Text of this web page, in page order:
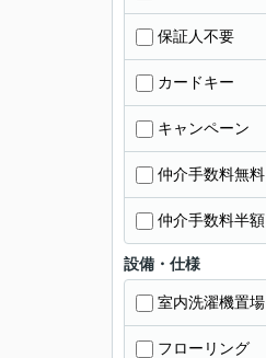
保証人不要
カードキー
キャンペーン
仲介手数料無料
仲介手数料半額
設備・仕様
室内洗濯機置場
フローリング